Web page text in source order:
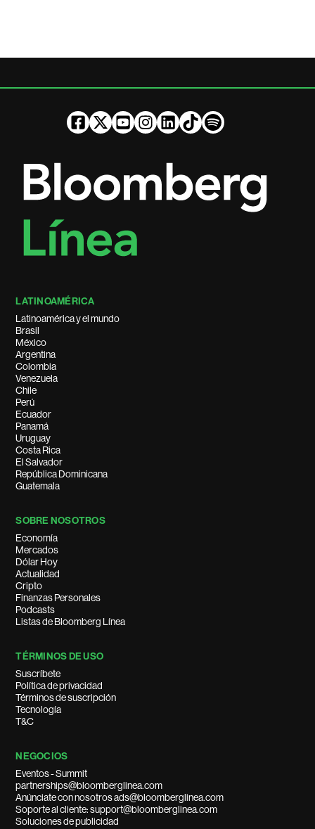
LATINOAMÉRICA
Latinoamérica y el mundo
Brasil
México
Argentina
Colombia
Venezuela
Chile
Perú
Ecuador
Panamá
Uruguay
Costa Rica
El Salvador
República Dominicana
Guatemala
SOBRE NOSOTROS
Economía
Mercados
Dólar Hoy
Actualidad
Cripto
Finanzas Personales
Podcasts
Listas de Bloomberg Línea
TÉRMINOS DE USO
Suscríbete
Política de privacidad
Términos de suscripción
Tecnología
T&C
NEGOCIOS
Eventos - Summit
partnerships@bloomberglinea.com
Anúnciate con nosotros ads@bloomberglinea.com
Soporte al cliente: support@bloomberglinea.com
Soluciones de publicidad